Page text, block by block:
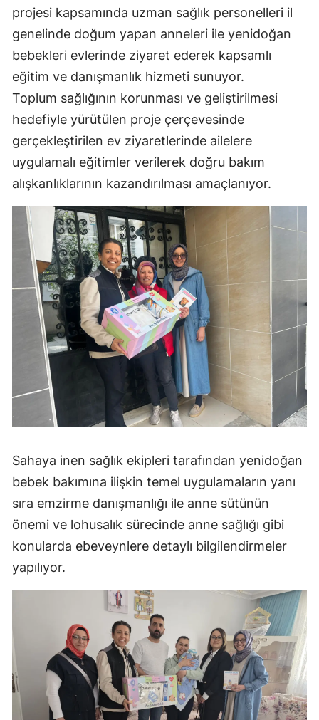
Hakkari
Hatay
Isparta
Mersin
İzmir
Kars
Kastamonu
Kayseri
Kırklareli
Kırşehir
Kocaeli
Konya
Kütahya
Malatya
Kahramanmaraş
Mardin
Muğla
Nevşehir
Niğde
Ordu
Rize
Sakarya
projesi kapsamında uzman sağlık personelleri il
genelinde doğum yapan anneleri ile yenidoğan
bebekleri evlerinde ziyaret ederek kapsamlı
eğitim ve danışmanlık hizmeti sunuyor.
Toplum sağlığının korunması ve geliştirilmesi
hedefiyle yürütülen proje çerçevesinde
gerçekleştirilen ev ziyaretlerinde ailelere
uygulamalı eğitimler verilerek doğru bakım
alışkanlıklarının kazandırılması amaçlanıyor.
Sahaya inen sağlık ekipleri tarafından yenidoğan
bebek bakımına ilişkin temel uygulamaların yanı
sıra emzirme danışmanlığı ile anne sütünün
önemi ve lohusalık sürecinde anne sağlığı gibi
konularda ebeveynlere detaylı bilgilendirmeler
yapılıyor.